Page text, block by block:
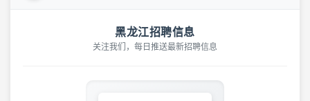
黑龙江招聘信息
关注我们，每日推送最新招聘信息